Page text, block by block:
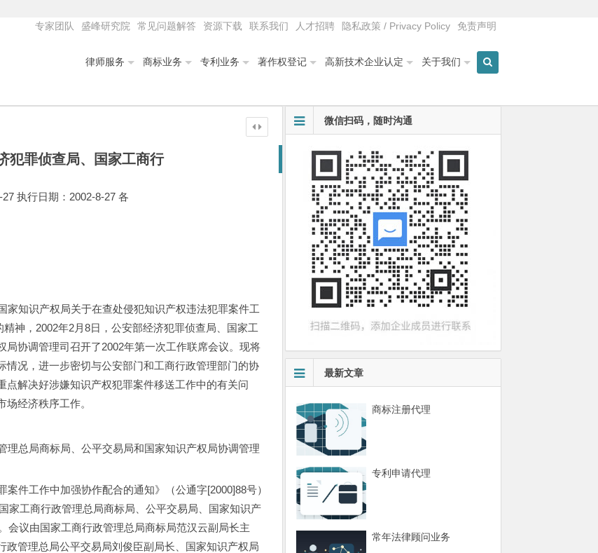
专家团队
盛峰研究院 常见问题解答 资源下载 联系我们 人才招聘 隐私政策 / Privacy Policy 免责声明
律师服务 商标业务 专利业务 著作权登记 高新技术企业认定 关于我们
犯罪侦查局、国家工商行
执行日期：2002-8-27 各
识产权局关于在查处侵犯知识产权违法犯罪案件工
神，2002年2月8日，公安部经济犯罪侦查局、国家工
协调管理司召开了2002年第一次工作联席会议。现将
况，进一步密切与公安部门和工商行政管理部门的协
解决好涉嫌知识产权犯罪案件移送工作中的有关问
经济秩序工作。
局商标局、公平交易局和国家知识产权局协调管理
工作中加强协作配合的通知》（公通字[2000]88号）
家工商行政管理总局商标局、公平交易局、国家知识产
会议由国家工商行政管理总局商标局范汉云副局长主
管理总局公平交易局刘俊臣副局长、国家知识产权局
微信扫码，随时沟通
最新文章
商标注册代理
专利申请代理
常年法律顾问业务